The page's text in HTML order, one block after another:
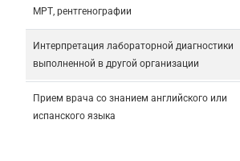
МРТ, рентгенографии
Интерпретация лабораторной диагностики
выполненной в другой организации
Прием врача со знанием английского или
испанского языка